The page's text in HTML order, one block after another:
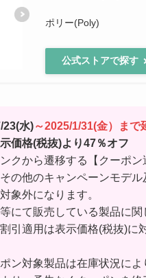
ポリー(Poly)
公式ストアで探す
23(水)～2025/1/31(金）まで
価格(税抜)より47％オフ
クから遷移する【クーポン
の他のキャンペーンモデ
象外になります。
にて販売している製品に関
引適用は表示価格(税抜)に
ン対象製品は在庫状況によ